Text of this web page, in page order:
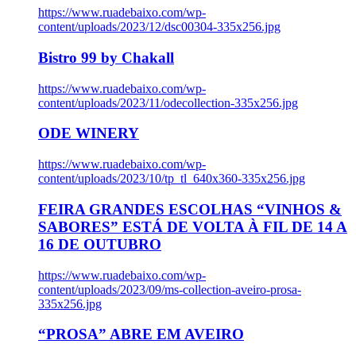
https://www.ruadebaixo.com/wp-
content/uploads/2023/12/dsc00304-335x256.jpg
Bistro 99 by Chakall
https://www.ruadebaixo.com/wp-
content/uploads/2023/11/odecollection-335x256.jpg
ODE WINERY
https://www.ruadebaixo.com/wp-
content/uploads/2023/10/tp_tl_640x360-335x256.jpg
FEIRA GRANDES ESCOLHAS “VINHOS &
SABORES” ESTÁ DE VOLTA À FIL DE 14 A
16 DE OUTUBRO
https://www.ruadebaixo.com/wp-
content/uploads/2023/09/ms-collection-aveiro-prosa-
335x256.jpg
“PROSA” ABRE EM AVEIRO